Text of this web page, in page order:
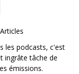
les podcasts, c'est
ingrâte tâche de
émissions.